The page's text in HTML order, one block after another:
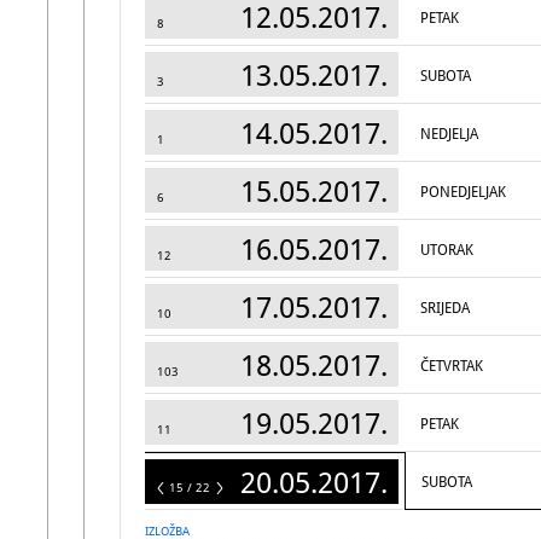
8 12.05.2017. PETAK
3 13.05.2017. SUBOTA
1 14.05.2017. NEDJELJA
6 15.05.2017. PONEDJELJAK
12 16.05.2017. UTORAK
10 17.05.2017. SRIJEDA
103 18.05.2017. ČETVRTAK
11 19.05.2017. PETAK
22 20.05.2017. SUBOTA
15 / 22
IZLOŽBA